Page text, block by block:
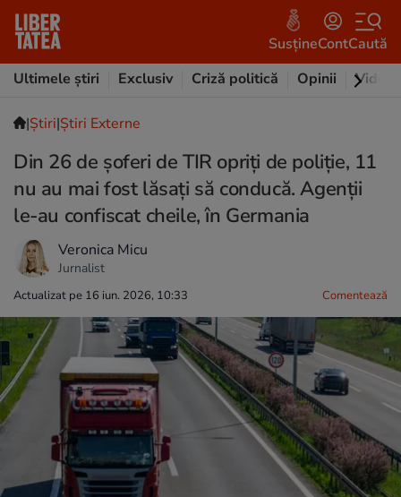
SusțineContCaută
Ultimele știri
Exclusiv Criză politică Opinii Video
|Ştiri|Știri Externe
Din 26 de șoferi de TIR opriți de poliție, 11
nu au mai fost lăsați să conducă. Agenții
le-au confiscat cheile, în Germania
Veronica Micu
Jurnalist
Actualizat pe 16 iun. 2026, 10:33 Comentează